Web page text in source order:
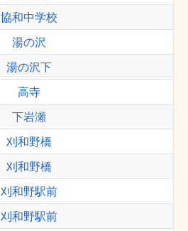
協和中学校
湯の沢
湯の沢下
高寺
下岩瀬
刈和野橋
刈和野橋
刈和野駅前
刈和野駅前